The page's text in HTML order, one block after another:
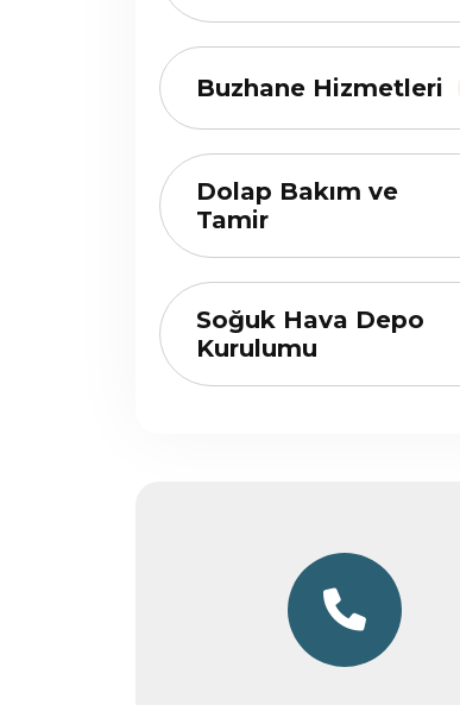
Buzhane Hizmetleri
Dolap Bakım ve
Tamir
Soğuk Hava Depo
Kurulumu